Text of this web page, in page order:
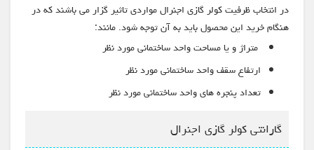
در انتخاب ظرفیت کولر گازی اجنرال مواردی تاثیر گزار می باشند که در
هنگام خرید این محصول باید به آن توجه شود. مانند:
متراژ و یا مساحت واحد ساختمانی مورد نظر
ارتفاع سقف واحد ساختمانی مورد نظر
تعداد پنجره های واحد ساختمانی مورد نظر
گارانتی کولر گازی اجنرال